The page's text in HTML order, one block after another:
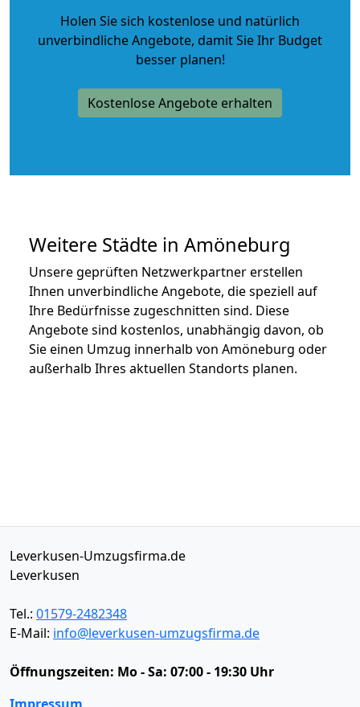
Holen Sie sich kostenlose und natürlich
unverbindliche Angebote, damit Sie Ihr Budget
besser planen!
Kostenlose Angebote erhalten
Weitere Städte in Amöneburg
Unsere geprüften Netzwerkpartner erstellen
Ihnen unverbindliche Angebote, die speziell auf
Ihre Bedürfnisse zugeschnitten sind. Diese
Angebote sind kostenlos, unabhängig davon, ob
Sie einen Umzug innerhalb von Amöneburg oder
außerhalb Ihres aktuellen Standorts planen.
Leverkusen-Umzugsfirma.de
Leverkusen
Tel.: 01579-2482348
E-Mail: info@leverkusen-umzugsfirma.de
Öffnungszeiten: Mo - Sa: 07:00 - 19:30 Uhr
Impressum